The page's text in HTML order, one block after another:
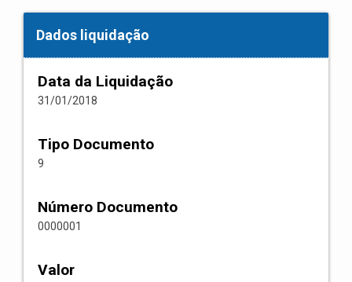
Dados liquidação
Data da Liquidação
31/01/2018
Tipo Documento
9
Número Documento
0000001
Valor